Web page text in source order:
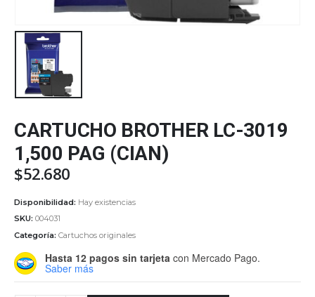
CARTUCHO BROTHER LC-3019
1,500 PAG (CIAN)
$52.680
Disponibilidad: Hay existencias
SKU: 004031
Categoría: Cartuchos originales
Hasta 12 pagos sin tarjeta con Mercado Pago.
Saber más